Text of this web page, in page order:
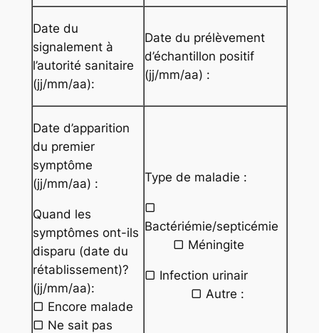
Date du
signalement à
l’autorité sanitaire
(jj/mm/aa):
Date du prélèvement
d’échantillon positif
(jj/mm/aa) :
Date d’apparition
du premier
symptôme
(jj/mm/aa) :
Quand les
symptômes ont-ils
disparu (date du
rétablissement)?
(jj/mm/aa):
▢ Encore malade
▢ Ne sait pas
Type de maladie :
▢
Bactériémie/septicémie
▢ Méningite
▢ Infection urinair
▢ Autre :